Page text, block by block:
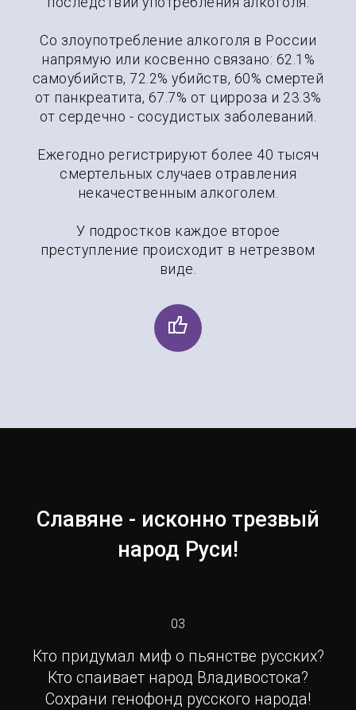
Со злоупотребление алкоголя в России
напрямую или косвенно связано: 62.1%
самоубийств, 72.2% убийств, 60% смертей
от панкреатита, 67.7% от цирроза и 23.3%
от сердечно - сосудистых заболеваний.
Ежегодно регистрируют более 40 тысяч
смертельных случаев отравления
некачественным алкоголем.
У подростков каждое второе
преступление происходит в нетрезвом
виде.
Славяне - исконно трезвый
народ Руси!
03
Кто придумал миф о пьянстве русских?
Кто спаивает народ Владивостока?
Сохрани генофонд русского народа!